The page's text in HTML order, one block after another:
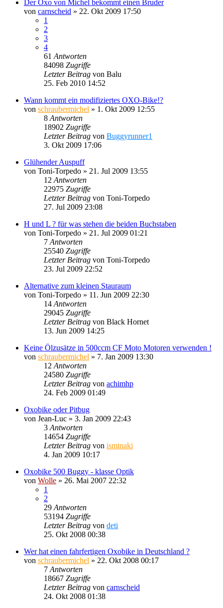
Der Oxo von Michel bekommt einen Bruder
von carnscheid » 22. Okt 2009 17:50
1
2
3
4
61 Antworten
84098 Zugriffe
Letzter Beitrag von Balu
25. Feb 2010 14:52
Wann kommt ein modifiziertes OXO-Bike!?
von schraubermichel » 1. Okt 2009 12:55
8 Antworten
18902 Zugriffe
Letzter Beitrag von Buggyrunner1
3. Okt 2009 17:06
Glühender Auspuff
von Toni-Torpedo » 21. Jul 2009 13:55
12 Antworten
22975 Zugriffe
Letzter Beitrag von Toni-Torpedo
27. Jul 2009 23:08
H und L ? für was stehen die beiden Buchstaben
von Toni-Torpedo » 21. Jul 2009 01:21
7 Antworten
25540 Zugriffe
Letzter Beitrag von Toni-Torpedo
23. Jul 2009 22:52
Alternative zum kleinen Stauraum
von Toni-Torpedo » 11. Jun 2009 22:30
14 Antworten
29045 Zugriffe
Letzter Beitrag von Black Hornet
13. Jun 2009 14:25
Keine Ölzusätze in 500ccm CF Moto Motoren verwenden !
von schraubermichel » 7. Jan 2009 13:30
12 Antworten
24580 Zugriffe
Letzter Beitrag von achimhp
24. Feb 2009 01:49
Oxobike oder Pitbug
von Jean-Luc » 3. Jan 2009 22:43
3 Antworten
14654 Zugriffe
Letzter Beitrag von isminaki
4. Jan 2009 10:17
Oxobike 500 Buggy - klasse Optik
von Wolle » 26. Mai 2007 22:32
1
2
29 Antworten
53194 Zugriffe
Letzter Beitrag von deti
25. Okt 2008 00:38
Wer hat einen fahrfertigen Oxobike in Deutschland ?
von schraubermichel » 22. Okt 2008 00:17
7 Antworten
18667 Zugriffe
Letzter Beitrag von carnscheid
24. Okt 2008 01:38